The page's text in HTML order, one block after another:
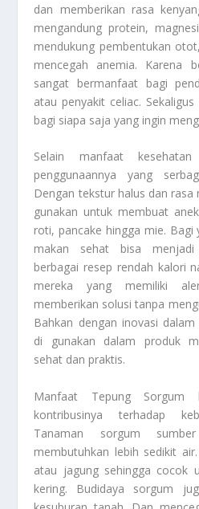
dan memberikan rasa
mengandung protein,
mendukung pembentukan
mencegah anemia. Karena
sangat bermanfaat bagi
atau penyakit celiac.
bagi siapa saja yang ingin
Selain manfaat
penggunaannya yang
Dengan tekstur halus dan
gunakan untuk membuat
roti, pancake hingga mie.
makan sehat bisa
berbagai resep rendah kalori
mereka yang memiliki
memberikan solusi tanpa
Bahkan dengan inovasi
di gunakan dalam produk
sehat dan praktis.
Manfaat Tepung Sorgum
kontribusinya terhadap
Tanaman sorgum
membutuhkan lebih sedikit
atau jagung sehingga cocok
kering. Budidaya sorgum